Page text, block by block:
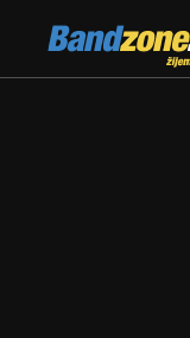
Bandzone.cz
žijeme hudbou